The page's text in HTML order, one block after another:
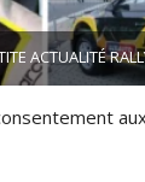
ACTUALITÉ
1 avril 2025